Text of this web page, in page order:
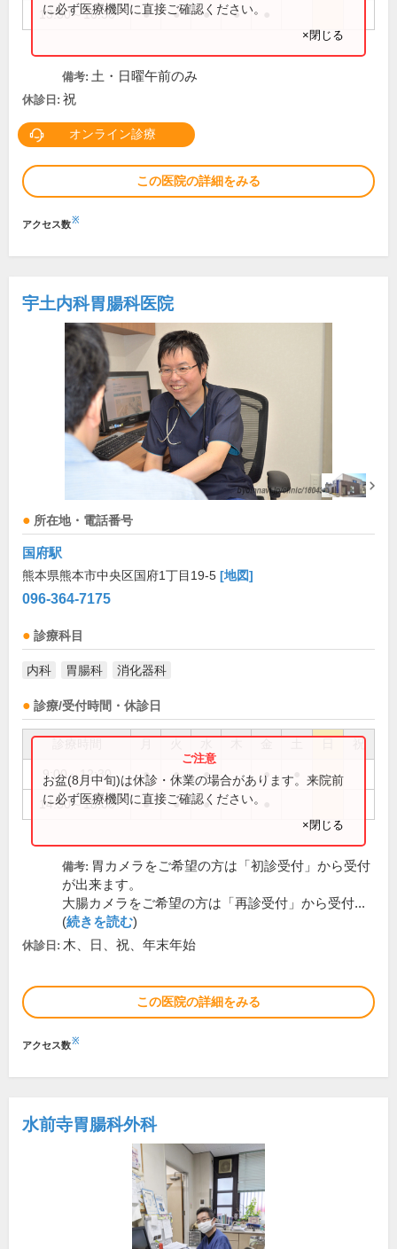
13:30～16:30 ● ● ● ●
に必ず医療機関に直接ご確認ください。
×閉じる
備考: 土・日曜午前のみ
休診日: 祝
オンライン診療
この医院の詳細をみる
アクセス数※
宇土内科胃腸科医院
所在地・電話番号
国府駅
熊本県熊本市中央区国府1丁目19-5 [地図]
096-364-7175
診療科目
内科 胃腸科 消化器科
診療/受付時間・休診日
祝
9:00～12:30 ● ● ● ●
14:30～18:00 ● ● ●
お盆(8月中旬)は休診・休業の場合があります。来院前
に必ず医療機関に直接ご確認ください。
×閉じる
備考: 胃カメラをご希望の方は「初診受付」から受付
が出来ます。
大腸カメラをご希望の方は「再診受付」から受付...
(続きを読む)
休診日: 木、日、祝、年末年始
この医院の詳細をみる
アクセス数※
水前寺胃腸科外科